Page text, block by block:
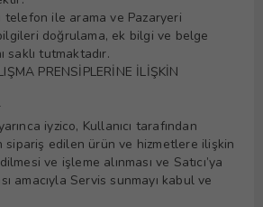
telefon ile arama ve Pazaryeri
doğrulama, ek bilgi ve belge
saklı tutmaktadır.
PRENSİPLERİNE İLİŞKİN
iyzico, Kullanıcı tarafından
sipariş edilen ürün ve hizmetlere ilişkin
ve işleme alınması ve Satıcı’ya
amacıyla Servis sunmayı kabul ve